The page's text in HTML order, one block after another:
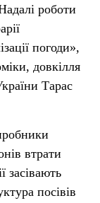
роботи
погоди»,
довкілля
Тарас
втрати
засівають
посівів